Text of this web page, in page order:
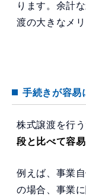
ります。余計
渡の大きなメリ
手続きが容易
株式譲渡を行
段と比べて容易
例えば、事業
の場合、事業